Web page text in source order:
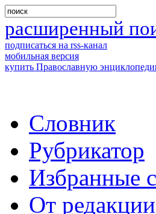
расширенный
подписаться на rss-канал
мобильная версия
купить Православную
Словник
Рубрикатор
Избранные
От редакции